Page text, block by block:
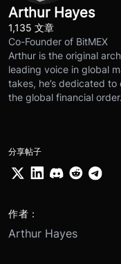
Arthur Hayes
1,135 文章
Co-Founder of BitMEX
Arthur is the original
leading voice in global
takes, he’s dedicated
the global financial order.
分享帖子
作者：
Arthur Hayes